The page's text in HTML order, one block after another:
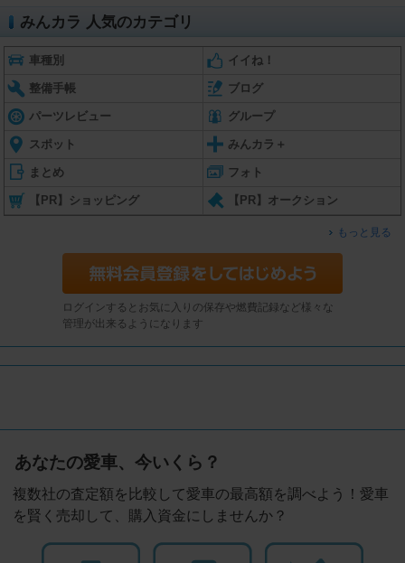
みんカラ 人気のカテゴリ
車種別 イイね！
整備手帳 ブログ
パーツレビュー グループ
スポット みんカラ＋
まとめ フォト
【PR】ショッピング 【PR】オークション
もっと見る
ログインするとお気に入りの保存や燃費記録など様々な
管理が出来るようになります
あなたの愛車、今いくら？
複数社の査定額を比較して愛車の最高額を調べよう！愛車
を賢く売却して、購入資金にしませんか？